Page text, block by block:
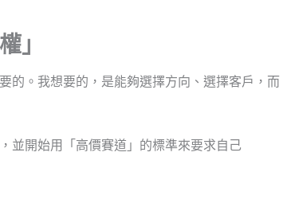
」
的。我想要的，是能夠選擇方向、選擇客戶，而
並開始用「高價賽道」的標準來要求自己